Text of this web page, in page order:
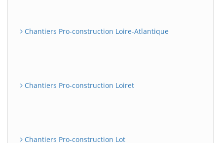
Chantiers Pro-construction Loire-Atlantique
Chantiers Pro-construction Loiret
Chantiers Pro-construction Lot